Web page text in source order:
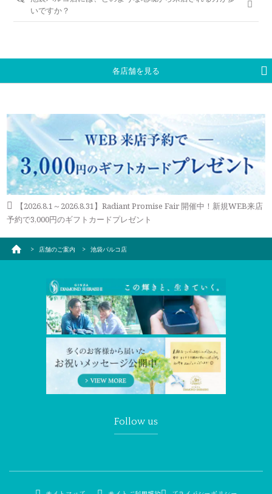
「サイズ直し」「歪み直し」「石揺れ補修」「店頭クリーニン
グ」「再つや消し加工」「再ナノジュエリーコート加工」「レ
「新品交換（有料）」などがあります。
永久保証サービスについて
には3,000円分のギフトカードをプレゼントしております。
お伝えいただくとスムーズにご案内が可能です。
※無料駐車券発行は池袋パルコに準ずる
いですか？
車や電車でご来店いただいております。
各店舗を見る
【2026.8.1～2026.8.31】Radiant Promise Fair 開催中！新規WEB来店
予約で3,000円のギフトカードプレゼント
店舗のご案内 池袋パルコ店
Follow us